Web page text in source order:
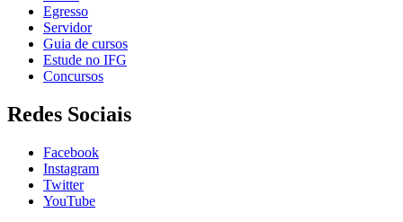
Egresso
Servidor
Guia de cursos
Estude no IFG
Concursos
Redes Sociais
Facebook
Instagram
Twitter
YouTube